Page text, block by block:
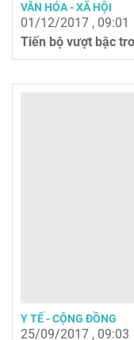
VĂN HÓA - XÃ HỘI
01/12/2017 , 09:01
Tiến bộ vượt bậc
Y TẾ - CỘNG ĐỒNG
25/09/2017 , 09:03